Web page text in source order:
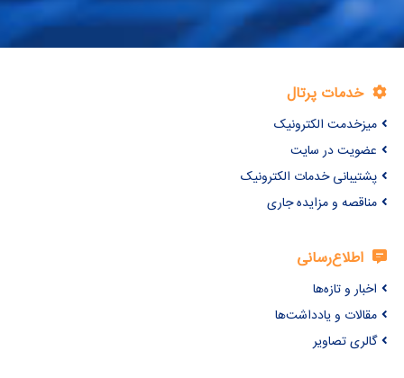
خدمات پرتال
میزخدمت الکترونیک
عضویت در سایت
پشتیبانی خدمات الکترونیک
مناقصه و مزایده جاری
اطلاع‌رسانی
اخبار و تازه‌ها
مقالات و یادداشت‌ها
گالری تصاویر